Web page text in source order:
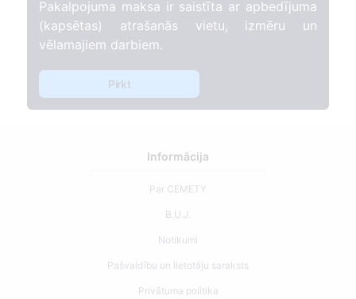
Pakalpojuma maksa ir saistīta ar apbedījuma
(kapsētas) atrašanās vietu, izmēru un
vēlamajiem darbiem.
Pirkt
Informācija
Par CEMETY
B.U.J.
Notikumi
Pašvaldību un lietotāju saraksts
Privātuma politika